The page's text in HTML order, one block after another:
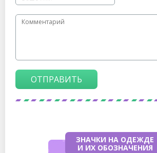
ОТПРАВИТЬ
ЗНАЧКИ НА ОДЕЖДЕ
И ИХ ОБОЗНАЧЕНИЯ